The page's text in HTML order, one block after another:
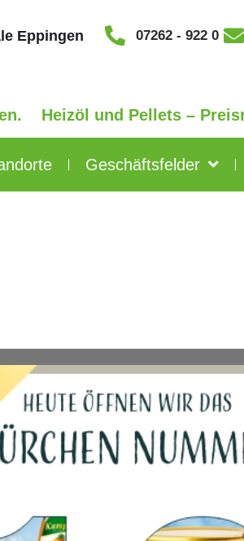
Eppingen 07262 - 922 0
und Pellets – Preisrechner
Geschäftsfelder